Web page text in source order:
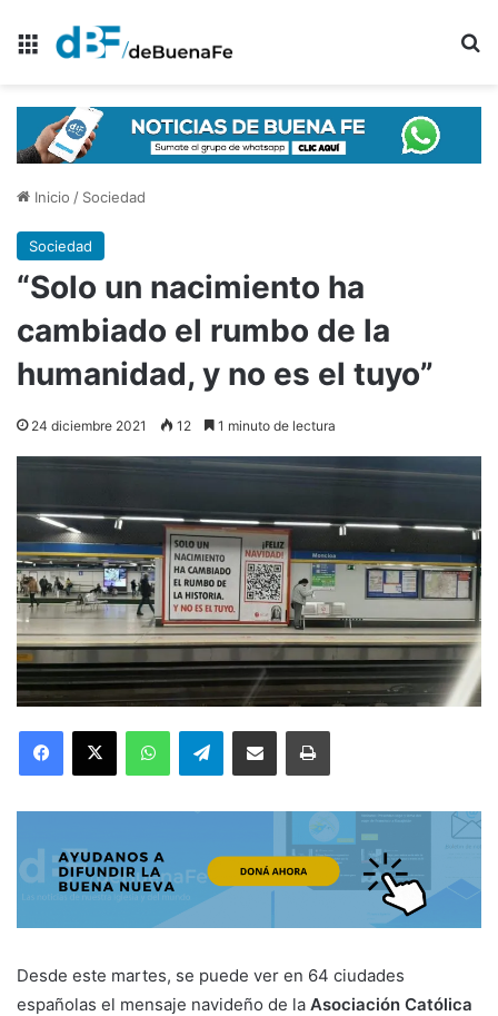
Menú
Inicio / Sociedad
Sociedad
“Solo un nacimiento ha
cambiado el rumbo de la
humanidad, y no es el tuyo”
24 diciembre 2021 12 1 minuto de lectura
Telegram
Desde este martes, se puede ver en 64 ciudades
españolas el mensaje navideño de la Asociación Católica